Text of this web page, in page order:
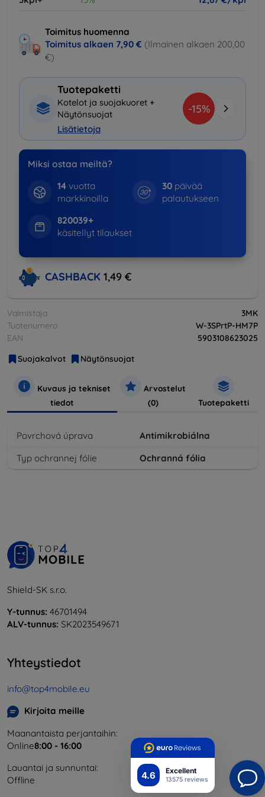
4.6 Excellent
13575 reviews
Toimitus huomenna
Toimitus alkaen 7,90 € (Ilmainen alkaen 200,00
€)
Tuotepaketti
Kotelot ja suojakuoret +
Näytönsuojat
Lisätietoja
-15%
Miksi ostaa meiltä?
14vuotta
markkinoilla
30 päivää
palautukseen
820039+
käsitellyt tilaukset
CASHBACK 1,49 €
Valmistaja
3MK
Tuotenumero
W-3SPrtP-HM7P
EAN
5903108623025
Suojakalvot
Näytönsuojat
Kuvaus ja tekniset
tiedot
Arvostelut
(0)
Tuotepaketti
Povrchová úprava
Antimikrobiálna
Typ ochrannej fólie
Ochranná fólia
Shield-SK s.r.o.
Y-tunnus: 46701494
ALV-tunnus: SK2023549671
Yhteystiedot
info@top4mobile.eu
Kirjoita meille
Maanantaista perjantaihin:
Online8:00 - 16:00
Lauantai ja sunnuntai:
Offline